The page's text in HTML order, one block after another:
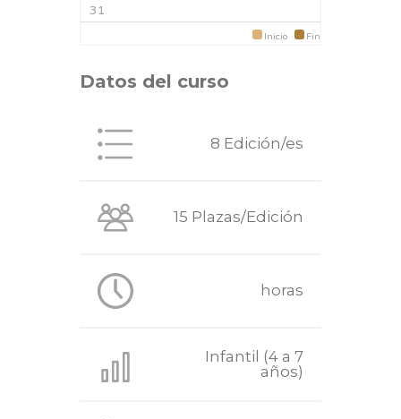
31
Inicio Fin
Datos del curso
8 Edición/es
15 Plazas/Edición
horas
Infantil (4 a 7
años)